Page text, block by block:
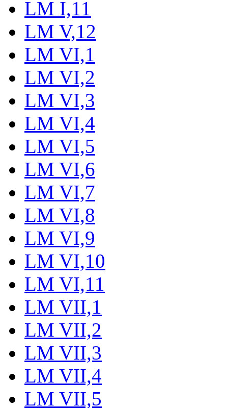
LM I,11
LM V,12
LM VI,1
LM VI,2
LM VI,3
LM VI,4
LM VI,5
LM VI,6
LM VI,7
LM VI,8
LM VI,9
LM VI,10
LM VI,11
LM VII,1
LM VII,2
LM VII,3
LM VII,4
LM VII,5